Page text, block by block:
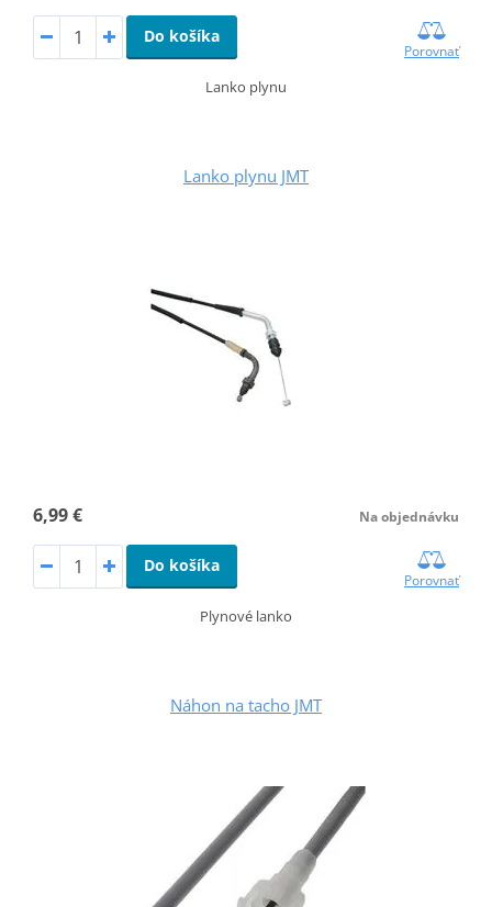
Do košíka
Porovnať
Lanko plynu
Lanko plynu JMT
6,99 € Na objednávku
Do košíka
Porovnať
Plynové lanko
Náhon na tacho JMT